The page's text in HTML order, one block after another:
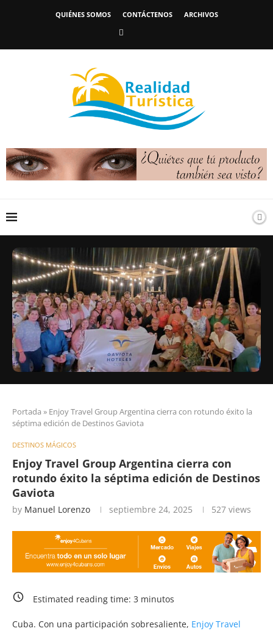
QUIÉNES SOMOS CONTÁCTENOS ARCHIVOS
Portada » Enjoy Travel Group Argentina cierra con rotundo éxito la
séptima edición de Destinos Gaviota
DESTINOS MÁGICOS
Enjoy Travel Group Argentina cierra con
rotundo éxito la séptima edición de Destinos
Gaviota
by Manuel Lorenzo septiembre 24, 2025 527 views
Estimated reading time: 3 minutos
Cuba. Con una participación sobresaliente, Enjoy Travel